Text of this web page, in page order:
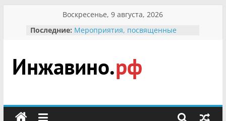
содержимому
Воскресенье, 9 августа, 2026
Последние: Мероприятия, посвященные
гражданин Инжавинского округа»
участнице Великой
Отечественной, фронтовичке
Безопасность в сети Интернет
Инжавино.рф
сельский
портал